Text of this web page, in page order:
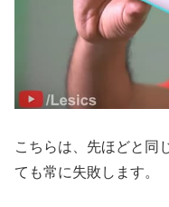
こちらは、先ほどと同
ても常に失敗します。